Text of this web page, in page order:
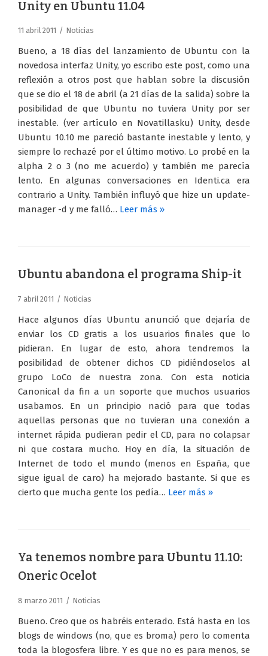
Unity en Ubuntu 11.04
11 abril 2011 Noticias
Bueno, a 18 días del lanzamiento de Ubuntu con la
novedosa interfaz Unity, yo escribo este post, como una
reflexión a otros post que hablan sobre la discusión
que se dio el 18 de abril (a 21 días de la salida) sobre la
posibilidad de que Ubuntu no tuviera Unity por ser
inestable. (ver artículo en Novatillasku) Unity, desde
Ubuntu 10.10 me pareció bastante inestable y lento, y
siempre lo rechazé por el último motivo. Lo probé en la
alpha 2 o 3 (no me acuerdo) y también me parecía
lento. En algunas conversaciones en Identi.ca era
contrario a Unity. También influyó que hize un update-
manager -d y me falló… Leer más »
Ubuntu abandona el programa Ship-it
7 abril 2011 Noticias
Hace algunos días Ubuntu anunció que dejaría de
enviar los CD gratis a los usuarios finales que lo
pidieran. En lugar de esto, ahora tendremos la
posibilidad de obtener dichos CD pidiéndoselos al
grupo LoCo de nuestra zona. Con esta noticia
Canonical da fin a un soporte que muchos usuarios
usabamos. En un principio nació para que todas
aquellas personas que no tuvieran una conexión a
internet rápida pudieran pedir el CD, para no colapsar
ni que costara mucho. Hoy en día, la situación de
Internet de todo el mundo (menos en España, que
sigue igual de caro) ha mejorado bastante. Si que es
cierto que mucha gente los pedía… Leer más »
Ya tenemos nombre para Ubuntu 11.10:
Oneric Ocelot
8 marzo 2011 Noticias
Bueno. Creo que os habréis enterado. Está hasta en los
blogs de windows (no, que es broma) pero lo comenta
toda la blogosfera libre. Y es que no es para menos, se